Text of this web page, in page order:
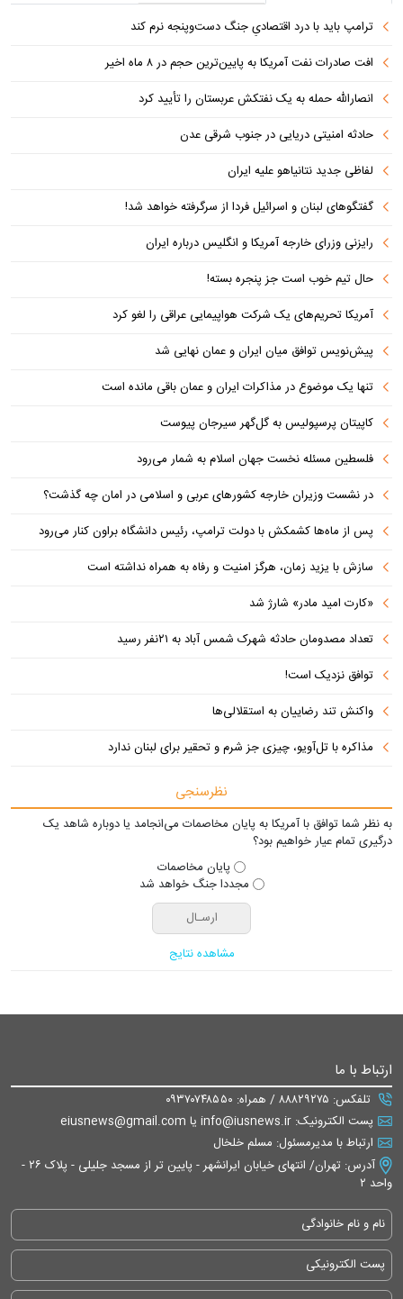
ترامپ باید با درد اقتصادیِ جنگ دست‌و‌پنجه نرم کند
افت صادرات نفت آمریکا به پایین‌ترین حجم در ۸ ماه اخیر
انصارالله حمله به یک نفتکش عربستان را تأیید کرد
حادثه امنیتی دریایی در جنوب شرقی عدن
لفاظی جدید نتانیاهو علیه ایران
گفتگوهای لبنان و اسرائیل فردا از سرگرفته خواهد شد!
رایزنی وزرای خارجه آمریکا و انگلیس درباره ایران
حال تیم خوب است جز پنجره بسته!
آمریکا تحریم‌های یک شرکت هواپیمایی عراقی را لغو کرد
پیش‌نویس توافق میان ایران و عمان نهایی شد
تنها یک موضوع در مذاکرات ایران و عمان باقی مانده است
کاپیتان پرسپولیس به گل‌گهر سیرجان پیوست
فلسطین مسئله نخست جهان اسلام به شمار می‌رود
در نشست وزیران خارجه کشورهای عربی و اسلامی در امان چه گذشت؟
پس از ماه‌ها کشمکش با دولت ترامپ، رئیس دانشگاه براون کنار می‌رود
سازش با یزید زمان، هرگز امنیت و رفاه به همراه نداشته است
«کارت امید مادر» شارژ شد
تعداد مصدومان حادثه شهرک شمس آباد به ۲۱نفر رسید
توافق نزدیک است!
واکنش تند رضاییان به استقلالی‌ها
مذاکره با تل‌آویو، چیزی جز شرم و تحقیر برای لبنان ندارد
نظرسنجی
به نظر شما توافق با آمریکا به پایان مخاصمات می‌انجامد یا دوباره شاهد یک
درگیری تمام عیار خواهیم بود؟
پایان مخاصمات
مجددا جنگ خواهد شد
مشاهده نتایج
ارتباط با ما
تلفکس: ۸۸۸۲۹۲۷۵ / همراه: ۰۹۳۷۰۷۴۸۵۵۰
پست الکترونیک: info@iusnews.ir یا eiusnews@gmail.com
ارتباط با مدیرمسئول: مسلم خلخال
آدرس: تهران/ انتهای خیابان ایرانشهر - پایین تر از مسجد جلیلی - پلاک ۲۶ -
واحد ۲